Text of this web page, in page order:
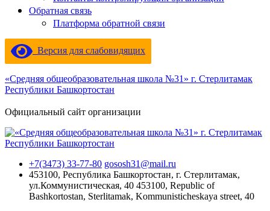
Обратная связь
Платформа обратной связи
Версия для слабовидящих
«Средняя общеобразовательная школа №31» г. Стерлитамак
Республики Башкортостан
Официальный сайт организации
+7(3473) 33-77-80 gososh31@mail.ru
453100, Республика Башкортостан, г. Стерлитамак,
ул.Коммунистическая, 40 453100, Republic of
Bashkortostan, Sterlitamak, Kommunisticheskaya street, 40